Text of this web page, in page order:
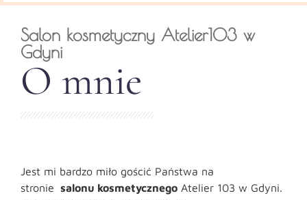
Salon kosmetyczny Atelier103 w
Gdyni
O mnie
Jest mi bardzo miło gościć Państwa na
stronie salonu kosmetycznego Atelier 103 w Gdyni.